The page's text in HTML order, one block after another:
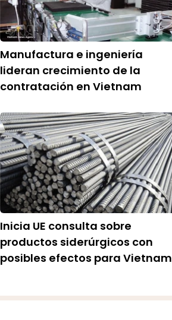
Manufactura e ingeniería
lideran crecimiento de la
contratación en Vietnam
Inicia UE consulta sobre
productos siderúrgicos con
posibles efectos para Vietnam